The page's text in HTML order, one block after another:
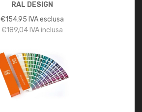
RAL DESIGN
€154,95 IVA esclusa
€189,04IVA inclusa